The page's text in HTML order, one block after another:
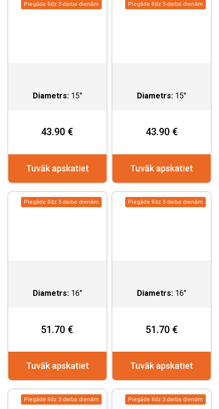
Piegāde līdz 3 darba dienām
Diametrs:15"
43.90 €
Tuvāk apskatiet
Piegāde līdz 3 darba dienām
Diametrs: 15"
43.90 €
Tuvāk apskatiet
Piegāde līdz 3 darba dienām
Diametrs:16"
51.70 €
Tuvāk apskatiet
Piegāde līdz 3 darba dienām
Diametrs: 16"
51.70 €
Tuvāk apskatiet
Piegāde līdz 3 darba dienām Piegāde līdz 3 darba dienām